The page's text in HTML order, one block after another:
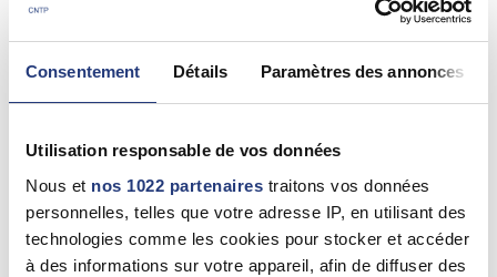
Consentement Détails Paramètres des annonces
Utilisation responsable de vos données
Nous et nos 1022 partenaires traitons vos données
personnelles, telles que votre adresse IP, en utilisant des
technologies comme les cookies pour stocker et accéder
à des informations sur votre appareil, afin de diffuser des
nous ( 0811 380 820 ), nous sommes à votre écoute
pour vous aider.
Conditions de paiement et paiement sécurisé
Le paiement s’effectue avant le test psychotechnique,
Parce qu’il n’y a qu'une places pour chaque test
psychotechnique et beaucoup de demandes. Lorsque les
conducteurs ne réglent pas le stage à la réservation,